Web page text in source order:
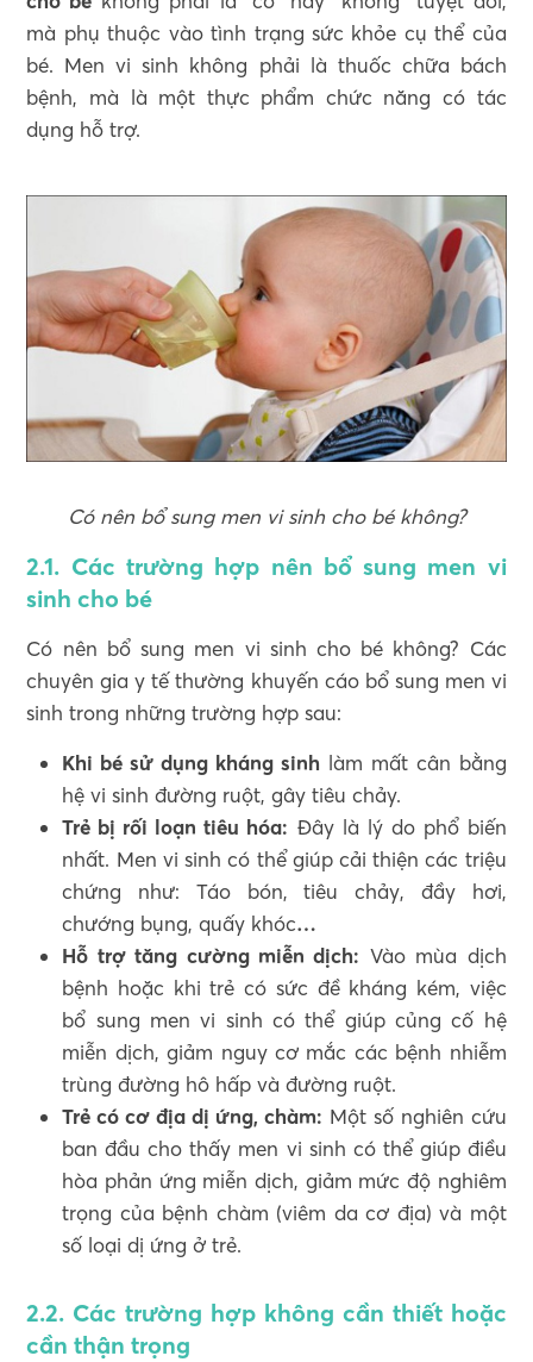
mà phụ thuộc vào tình trạng sức khỏe cụ thể của
bé. Men vi sinh không phải là thuốc chữa bách
bệnh, mà là một thực phẩm chức năng có tác
dụng hỗ trợ.
Có nên bổ sung men vi sinh cho bé không?
2.1. Các trường hợp nên bổ sung men vi
sinh cho bé
Có nên bổ sung men vi sinh cho bé không? Các
chuyên gia y tế thường khuyến cáo bổ sung men vi
sinh trong những trường hợp sau:
Khi bé sử dụng kháng sinh làm mất cân bằng
hệ vi sinh đường ruột, gây tiêu chảy.
Trẻ bị rối loạn tiêu hóa: Đây là lý do phổ biến
nhất. Men vi sinh có thể giúp cải thiện các triệu
chứng như: Táo bón, tiêu chảy, đầy hơi,
chướng bụng, quấy khóc…
Hỗ trợ tăng cường miễn dịch: Vào mùa dịch
bệnh hoặc khi trẻ có sức đề kháng kém, việc
bổ sung men vi sinh có thể giúp củng cố hệ
miễn dịch, giảm nguy cơ mắc các bệnh nhiễm
trùng đường hô hấp và đường ruột.
Trẻ có cơ địa dị ứng, chàm: Một số nghiên cứu
ban đầu cho thấy men vi sinh có thể giúp điều
hòa phản ứng miễn dịch, giảm mức độ nghiêm
trọng của bệnh chàm (viêm da cơ địa) và một
số loại dị ứng ở trẻ.
2.2. Các trường hợp không cần thiết hoặc
cần thận trọng